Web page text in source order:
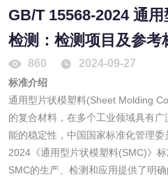
GB/T 15568-2024 通
检测：检测项目及参考
860 2024-09-27
标准介绍
通用型片状模塑料(Sheet Molding
的复合材料，在多个工业领域具有
能的稳定性，中国国家标准化管理
2024《通用型片状模塑料(SMC)》
SMC的生产、检测和应用提供了明
化妆品毒理
化妆品急性
性试验
皮肤光变态